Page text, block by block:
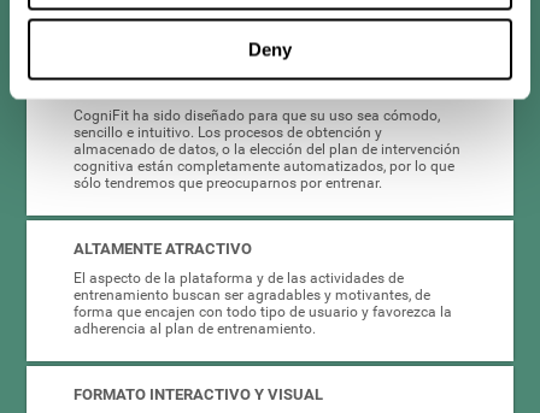
Deny
adultos con insomnio son:
FÁCIL DE GESTIONAR
CogniFit ha sido diseñado para que su uso sea cómodo,
sencillo e intuitivo. Los procesos de obtención y
almacenado de datos, o la elección del plan de intervención
cognitiva están completamente automatizados, por lo que
sólo tendremos que preocuparnos por entrenar.
ALTAMENTE ATRACTIVO
El aspecto de la plataforma y de las actividades de
entrenamiento buscan ser agradables y motivantes, de
forma que encajen con todo tipo de usuario y favorezca la
adherencia al plan de entrenamiento.
FORMATO INTERACTIVO Y VISUAL